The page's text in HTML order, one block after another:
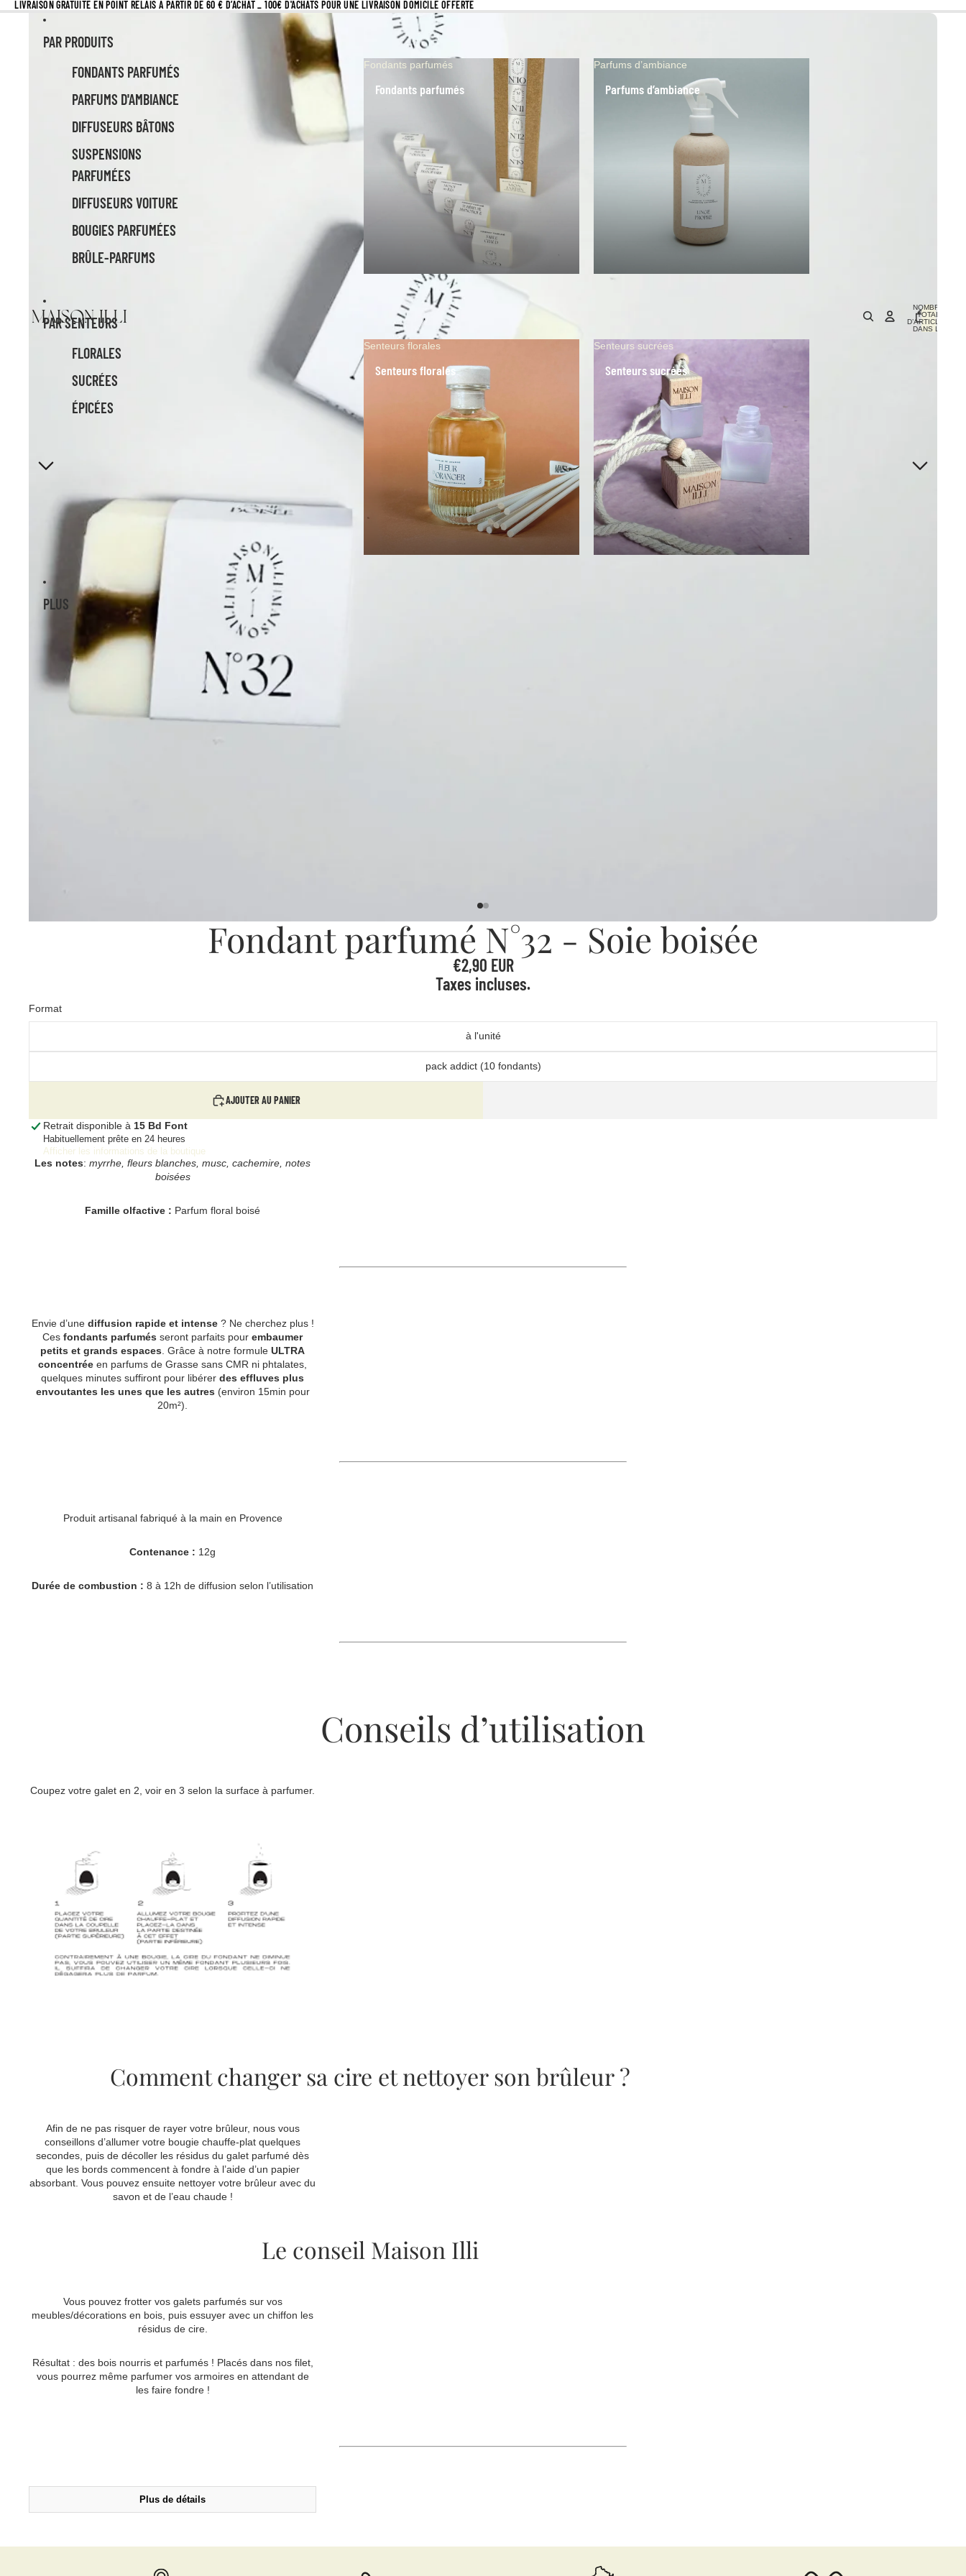
LIVRAISON GRATUITE EN POINT RELAIS À PARTIR DE 60 € D’ACHAT _ 100€ D'ACHATS POUR UNE LIVRAISON DOMICILE OFFERTE
PAR PRODUITS
FONDANTS PARFUMÉS
PARFUMS D'AMBIANCE
DIFFUSEURS BÂTONS
SUSPENSIONS
PARFUMÉES
DIFFUSEURS VOITURE
BOUGIES PARFUMÉES
BRÛLE-PARFUMS
Fondants parfumés
Fondants parfumés
Parfums d’ambiance
Parfums d’ambiance
PAR SENTEURS
FLORALES
SUCRÉES
ÉPICÉES
Senteurs florales
Senteurs florales
Senteurs sucrées
Senteurs sucrées
PLUS
NOMBRE
TOTAL
D’ARTICLES
DANS LE
Fondant parfumé N°32 - Soie boisée
€2,90 EUR
Taxes incluses.
Format
à l'unité
pack addict (10 fondants)
AJOUTER AU PANIER
Retrait disponible à 15 Bd Font
Habituellement prête en 24 heures
Afficher les informations de la boutique
Les notes: myrrhe, fleurs blanches, musc, cachemire, notes
boisées
Famille olfactive : Parfum floral boisé
Envie d’une diffusion rapide et intense ? Ne cherchez plus !
Ces fondants parfumés seront parfaits pour embaumer
petits et grands espaces . Grâce à notre formule ULTRA
concentrée en parfums de Grasse sans CMR ni phtalates,
quelques minutes suffiront pour libérer des effluves plus
envoutantes les unes que les autres (environ 15min pour
20m²).
Produit artisanal fabriqué à la main en Provence
Contenance : 12g
Durée de combustion : 8 à 12h de diffusion selon l’utilisation
Conseils d’utilisation
Coupez votre galet en 2, voir en 3 selon la surface à parfumer.
Comment changer sa cire et nettoyer son brûleur ?
Afin de ne pas risquer de rayer votre brûleur, nous vous
conseillons d’allumer votre bougie chauffe-plat quelques
secondes, puis de décoller les résidus du galet parfumé dès
que les bords commencent à fondre à l’aide d’un papier
absorbant. Vous pouvez ensuite nettoyer votre brûleur avec du
savon et de l’eau chaude !
Le conseil Maison Illi
Vous pouvez frotter vos galets parfumés sur vos
meubles/décorations en bois, puis essuyer avec un chiffon les
résidus de cire.
Résultat : des bois nourris et parfumés ! Placés dans nos filet,
vous pourrez même parfumer vos armoires en attendant de
les faire fondre !
Plus de détails